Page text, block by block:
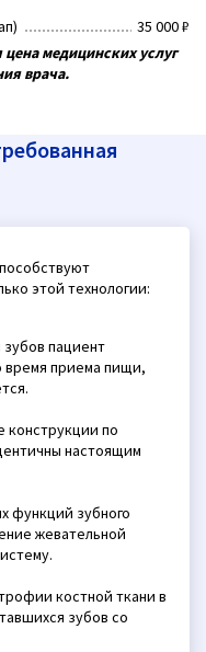
35 000 ₽
медицинских услуг
врача.
этой технологии:
пациент
время приема пищи,
конструкции по
настоящим
функций зубного
жевательной
костной ткани в
зубов со